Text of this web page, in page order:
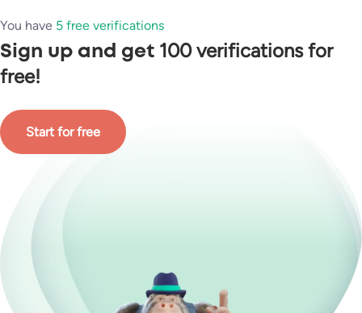
You have 5 free verifications
Sign up and get 100 verifications for
free!
Start for free